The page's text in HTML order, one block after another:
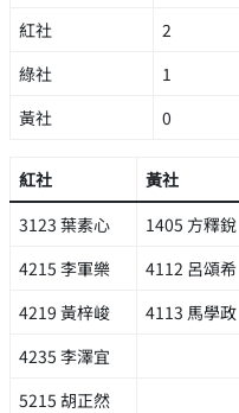
紅社
2
綠社
1
黃社
0
紅社 黃社
3123 葉素心
1405 方釋銳
4215 李軍樂
4112 呂頌希
4219 黃梓峻
4113 馬學政
4235 李澤宜
5215 胡正然